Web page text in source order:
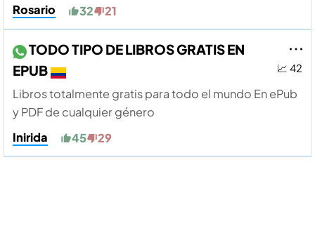
Rosario
32 21
📈 42
TODO TIPO DE LIBROS GRATIS EN
EPUB
Libros totalmente gratis para todo el mundo En ePub
y PDF de cualquier género
Inirida
45 29